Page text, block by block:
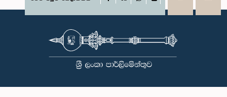
WhatsAppLinkedIn